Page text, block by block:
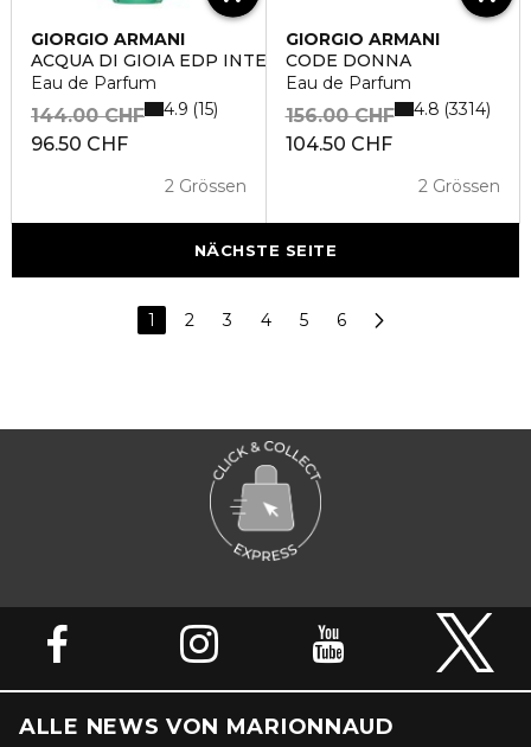
GIORGIO ARMANI
ACQUA DI GIOIA EDP INTENSE
Eau de Parfum
96.50 CHF
144.00 CHF
2 Grössen
4.9 15
GIORGIO ARMANI
CODE DONNA
Eau de Parfum
104.50 CHF
156.00 CHF
2 Grössen
4.8 3314
NÄCHSTE SEITE
1 2 3 4 5 6
ALLE NEWS VON MARIONNAUD